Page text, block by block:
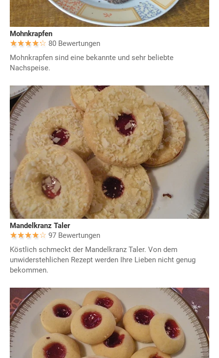
Mohnkrapfen
80 Bewertungen
Mohnkrapfen sind eine bekannte und sehr beliebte
Nachspeise.
Mandelkranz Taler
97 Bewertungen
Köstlich schmeckt der Mandelkranz Taler. Von dem
unwiderstehlichen Rezept werden Ihre Lieben nicht genug
bekommen.